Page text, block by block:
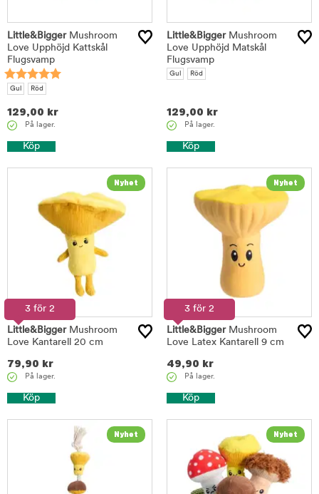
Little&BiggerMushroom
Love Upphöjd Kattskål
Flugsvamp
Gul Röd
129,00 kr
På lager.
Köp
Little&BiggerMushroom
Love Upphöjd Matskål
Flugsvamp
Gul Röd
129,00 kr
På lager.
Köp
3 för 2
Little&BiggerMushroom
Love Kantarell 20 cm
79,90 kr
På lager.
Köp
3 för 2
Little&BiggerMushroom
Love Latex Kantarell 9 cm
49,90 kr
På lager.
Köp